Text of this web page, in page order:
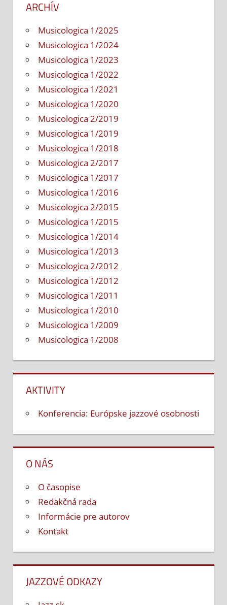
ARCHÍV
Musicologica 1/2025
Musicologica 1/2024
Musicologica 1/2023
Musicologica 1/2022
Musicologica 1/2021
Musicologica 1/2020
Musicologica 2/2019
Musicologica 1/2019
Musicologica 1/2018
Musicologica 2/2017
Musicologica 1/2017
Musicologica 1/2016
Musicologica 2/2015
Musicologica 1/2015
Musicologica 1/2014
Musicologica 1/2013
Musicologica 2/2012
Musicologica 1/2012
Musicologica 1/2011
Musicologica 1/2010
Musicologica 1/2009
Musicologica 1/2008
AKTIVITY
Konferencia: Európske jazzové osobnosti
O NÁS
O časopise
Redakčná rada
Informácie pre autorov
Kontakt
JAZZOVÉ ODKAZY